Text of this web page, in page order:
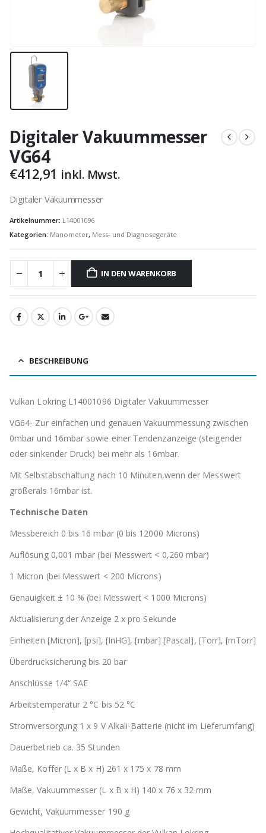
Digitaler Vakuummesser
VG64
€412,91 inkl. Mwst.
Digitaler Vakuummesser
Artikelnummer: L14001096
Kategorien: Manometer, Mess- und Diagnosegeräte
IN DEN WARENKORB
BESCHREIBUNG
Vulkan Lokring L14001096 Digitaler Vakuummesser
VG64- Zur einfachen und genauen Vakuummessung zwischen
0mbar und 16mbar sowie einer Tendenzanzeige (steigender
oder sinkender Druck) bei mehr als 16mbar.
Mit Selbstabschaltung nach 10 Minuten,wenn der Messwert
größerals 16mbar ist.
Technische Daten
Messbereich 0 bis 16 mbar (0 bis 12000 Microns)
Auflösung 0,001 mbar (bei Messwert < 0,260 mbar)
1 Micron (bei Messwert < 200 Microns)
Genauigkeit ± 10 % (bei Messwert < 1000 Microns)
Aktualisierung der Anzeige 2 x pro Sekunde
Einheiten [Micron], [psi], [InHG], [mbar] [Pascal], [Torr], [mTorr]
Überdrucksicherung bis 20 bar
Anschlüsse 1/4“ SAE
Arbeitstemperatur 2 °C bis 52 °C
Stromversorgung 1 x 9 V Alkali-Batterie (nicht im Lieferumfang)
Dauerbetrieb ca. 35 Stunden
Maße, Koffer (L x B x H) 261 x 175 x 78 mm
Maße, Vakuummesser (L x B x H) 140 x 76 x 32 mm
Gewicht, Vakuummesser 190 g